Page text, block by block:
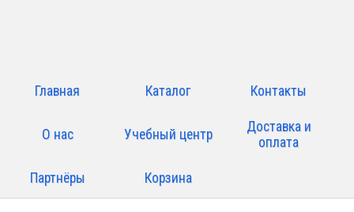
Главная Каталог Контакты
О нас Учебный центр
Доставка и
оплата
Партнёры Корзина